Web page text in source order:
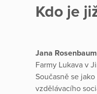
Kdo je
Jana
Farmy Lukava v
Současně se
vzdělávacího